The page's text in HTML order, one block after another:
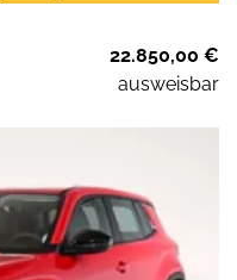
22.850,00 €
ausweisbar